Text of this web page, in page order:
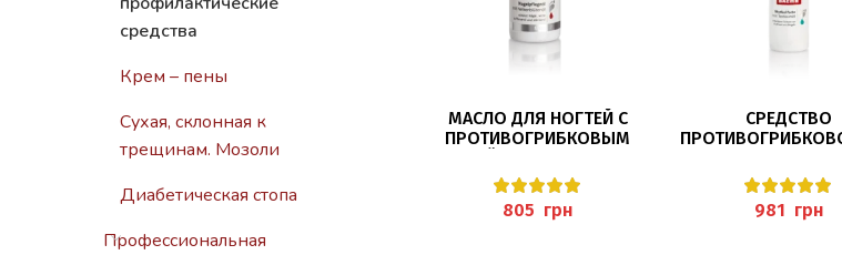
средства
Крем – пены
Сухая, склонная к
трещинам. Мозоли
Диабетическая стопа
Профессиональная
В КОРЗИНУ
МАСЛО ДЛЯ НОГТЕЙ С
ПРОТИВОГРИБКОВЫМ
(NAGELPFLEGEÖL)
PEDIBAEHR
грн
В КОРЗИНУ
СРЕДСТВО
PEDIBAEHR
грн